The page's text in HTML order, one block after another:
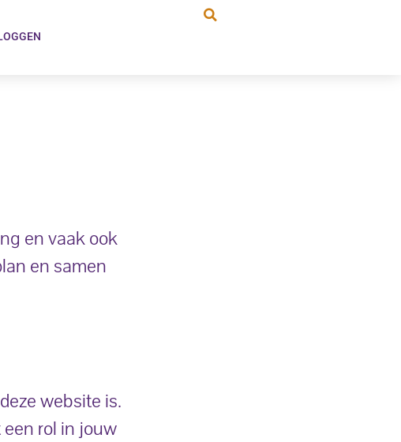
en vaak ook
en samen
website is.
rol in jouw